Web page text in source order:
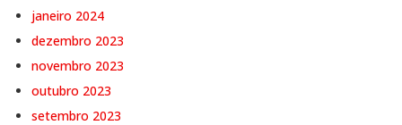
janeiro 2024
dezembro 2023
novembro 2023
outubro 2023
setembro 2023